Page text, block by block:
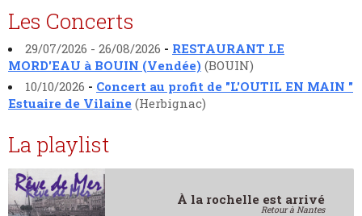
Les Concerts
29/07/2026 - 26/08/2026 - RESTAURANT LE
MORD'EAU à BOUIN (Vendée) (BOUIN)
10/10/2026 - Concert au profit de "L'OUTIL EN MAIN "
Estuaire de Vilaine (Herbignac)
La playlist
À la rochelle est arrivé
Retour à Nantes